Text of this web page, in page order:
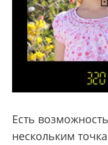
Есть
нескольким